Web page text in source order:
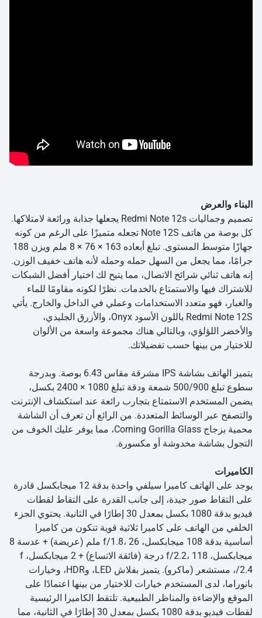
البناء والعرض
تصميم وجماليات Redmi Note 12s يجعلها جذابة ورائعة لامتلاكها.
كل بوصة من هاتف Note 12S تجعله متميزًا على الرغم من كونه
جهازًا متوسط المستوى. تبلغ أبعاده 163 × 76 × 8 ملم ويزن 188
جرامًا، مما يجعل من السهل حمله وحمله لأنه هاتف خفيف الوزن.
إنه هاتف ثنائي شرائح الاتصال، مما يتيح لك اختيار أفضل الشبكات
للاشتراك فيها والاستمتاع بالخدمات. نظرًا لكونه مقاومًا للماء
والغبار، فهو متعدد الاستخدامات وعملي في الداخل والخارج. يأتي
Redmi Note 12S باللون الأسود Onyx، والأزرق الجليدي،
والأخضر اللؤلؤي، وبالتالي هناك مجموعة واسعة من الألوان
للاختيار من بينها حسب تفضيلاتك.
يتميز الهاتف بشاشة IPS مشرقة مقاس 6.43 بوصة. وبدرجة
سطوع تبلغ 500/900 شمعة ودقة تبلغ 1080 × 2400 بكسل،
يضمن المستخدم الاستمتاع بتجارب رائعة عند استكشاف الإنترنت
والتصفح عبر الوسائط المتعددة. من الرائع أن تعرف أن الشاشة
محمية بزجاج Corning Gorilla Glass، مما يوفر عليك الخوف من
التجول بشاشة مخدوشة أو مكسورة.
الكاميرات
يوجد على الهاتف كاميرا سيلفي واحدة بدقة 12 ميجابكسل قادرة
على التقاط صور جيدة، إلى جانب القدرة على التقاط لقطات
فيديو بدقة 1080 بكسل بمعدل 30 إطارًا في الثانية. يحتوي الجزء
الخلفي من الهاتف على كاميرا ثلاثية قوية تتكون من كاميرا
أساسية بدقة 108 ميجابكسل، f/1.8، 26 ملم (عريضة) + عدسة 8
ميجابكسل، f/2.2، 118 درجة (فائقة الاتساع) + 2 ميجابكسل، f
/2.4، مستشعر (ماكرو). يتميز بفلاش LED، وHDR، وخيارات
بانوراما، لدى المستخدم خيارات للاختيار من بينها اعتمادًا على
الموقع والإضاءة والمناظر الطبيعية. تلتقط الكاميرا الرئيسية
لقطات فيديو بدقة 1080 بكسل بمعدل 30 إطارًا في الثانية، مما